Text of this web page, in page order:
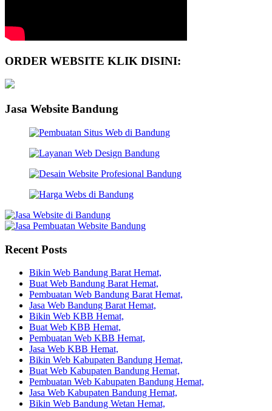
ORDER WEBSITE KLIK DISINI:
Jasa Website Bandung
Recent Posts
Bikin Web Bandung Barat Hemat,
Buat Web Bandung Barat Hemat,
Pembuatan Web Bandung Barat Hemat,
Jasa Web Bandung Barat Hemat,
Bikin Web KBB Hemat,
Buat Web KBB Hemat,
Pembuatan Web KBB Hemat,
Jasa Web KBB Hemat,
Bikin Web Kabupaten Bandung Hemat,
Buat Web Kabupaten Bandung Hemat,
Pembuatan Web Kabupaten Bandung Hemat,
Jasa Web Kabupaten Bandung Hemat,
Bikin Web Bandung Wetan Hemat,